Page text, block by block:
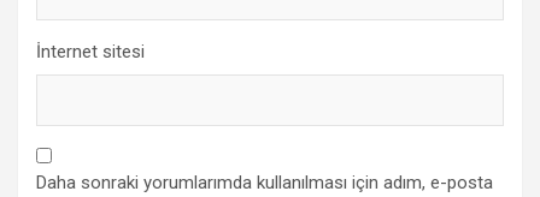
İnternet sitesi
Daha sonraki yorumlarımda kullanılması için adım, e-posta